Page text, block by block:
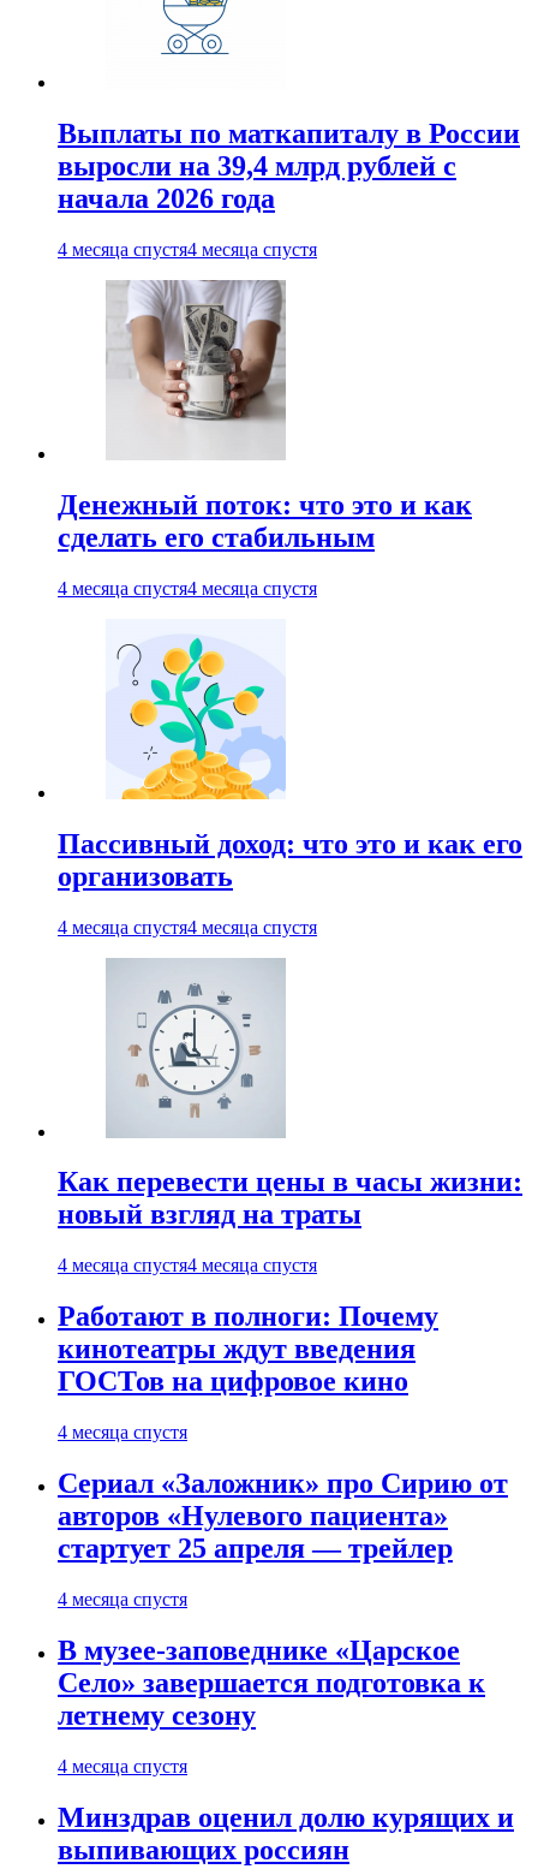
Выплаты по маткапиталу в России
выросли на 39,4 млрд рублей с
начала 2026 года
4 месяца спустя4 месяца спустя
Денежный поток: что это и как
сделать его стабильным
4 месяца спустя4 месяца спустя
Пассивный доход: что это и как его
организовать
4 месяца спустя4 месяца спустя
Как перевести цены в часы жизни:
новый взгляд на траты
4 месяца спустя4 месяца спустя
Работают в полноги: Почему
кинотеатры ждут введения
ГОСТов на цифровое кино
4 месяца спустя
Сериал «Заложник» про Сирию от
авторов «Нулевого пациента»
стартует 25 апреля — трейлер
4 месяца спустя
В музее-заповеднике «Царское
Село» завершается подготовка к
летнему сезону
4 месяца спустя
Минздрав оценил долю курящих и
выпивающих россиян